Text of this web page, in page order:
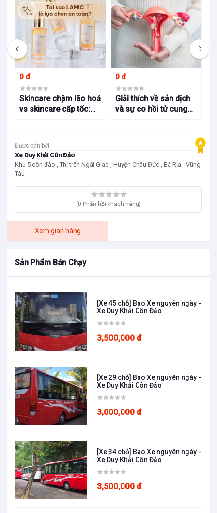
Được bán bởi
Xe Duy Khải Côn Đảo
Khu 5 côn đảo , Thị trấn Ngãi Giao , Huyện Châu Đức , Bà Rịa - Vũng
Tàu
(0 Phản hồi khách hàng)
Xem gian hàng
Sản Phẩm Bán Chạy
[Xe 45 chỗ] Bao Xe nguyên ngày -
Xe Duy Khải Côn Đảo
3,500,000 đ
[Xe 29 chỗ] Bao Xe nguyên ngày -
Xe Duy Khải Côn Đảo
3,000,000 đ
[Xe 34 chỗ] Bao Xe nguyên ngày -
Xe Duy Khải Côn Đảo
3,500,000 đ
0 đ
Skincare chậm lão hoá
vs skincare cấp tốc:
0 đ
Giải thích về sản dịch
và sự co hồi tử cung